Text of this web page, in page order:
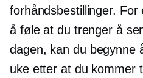
forhåndsbestillinger. For
å føle at du trenger å
dagen, kan du begynne
uke etter at du kommer